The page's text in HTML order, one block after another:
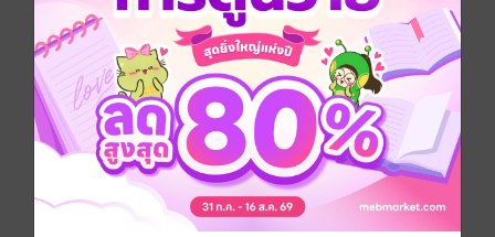
ชีวิตมนุษย์
เพราะเขาย่อมดำเนินชีวิตตามความเห็นและความคิด
ถ้าเห็นผิดและคิดผิดก็จะดำเนินชีวิตไปในทางที่ผิด
ไปสู่อันตรายและทุกข์ยากลำบาก
ถ้าเขาคิดถูกและเห็นถูกก็จะดำเนินชีวิตไปในทางที่ดี
ได้พบกับความสุขและความสำเร็จอันดีงามในชีวิต
ประเภทไฟล์ pdf